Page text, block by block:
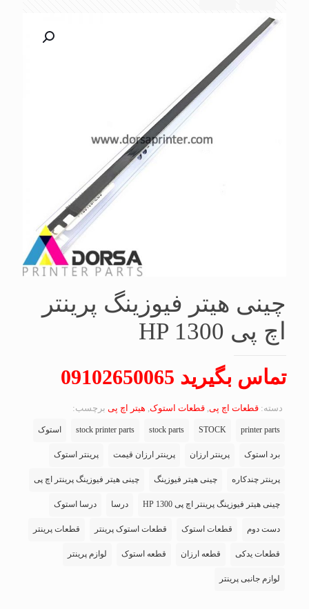
چینی هیتر فیوزینگ پرینتر
اچ پی HP 1300
تماس بگیرید 09102650065
دسته: قطعات اچ پی, قطعات استوک, هیتر اچ پی برچسب:
printer parts
STOCK
stock parts
stock printer parts استوک
برد استوک پرینتر ارزان پرینتر ارزان قیمت پرینتر استوک
پرینتر چندکاره چینی هیتر فیوزینگ چینی هیتر فیوزینگ پرینتر اچ پی
چینی هیتر فیوزینگ پرینتر اچ پی HP 1300 درسا درسا استوک
دست دوم قطعات استوک قطعات استوک پرینتر قطعات پرینتر
قطعات یدکی قطعه ارزان قطعه استوک لوازم پرینتر
لوازم جانبی پرینتر